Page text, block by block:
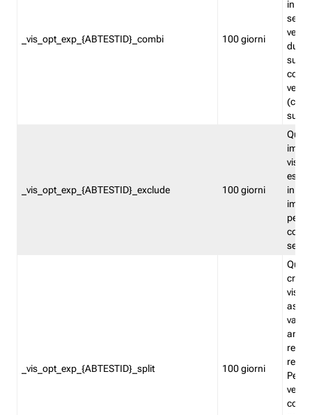
_vis_opt_exp_{ABTESTID}_combi 100 giorni
in
_vis_opt_exp_{ABTESTID}_exclude 100 giorni
in
_vis_opt_exp_{ABTESTID}_split 100 giorni